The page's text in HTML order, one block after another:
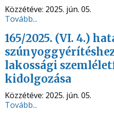
Közzétéve: 2025. jún. 05.
Tovább...
165/2025. (VI. 4.)
lakossági
kidolgozása
Közzétéve: 2025. jún. 05.
Tovább...